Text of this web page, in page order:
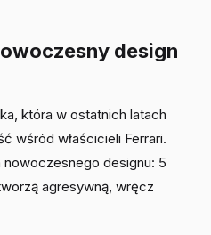
design
która w ostatnich latach
wśród właścicieli Ferrari.
designu: 5
agresywną, wręcz